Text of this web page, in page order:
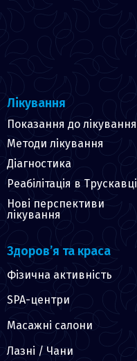
Лікування
Показання до лікування
Методи лікування
Діагностика
Реабілітація в Трускавці
Нові перспективи
лікування
Здоров’я та краса
Фізична активність
SPA-центри
Масажні салони
Лазні / Чани